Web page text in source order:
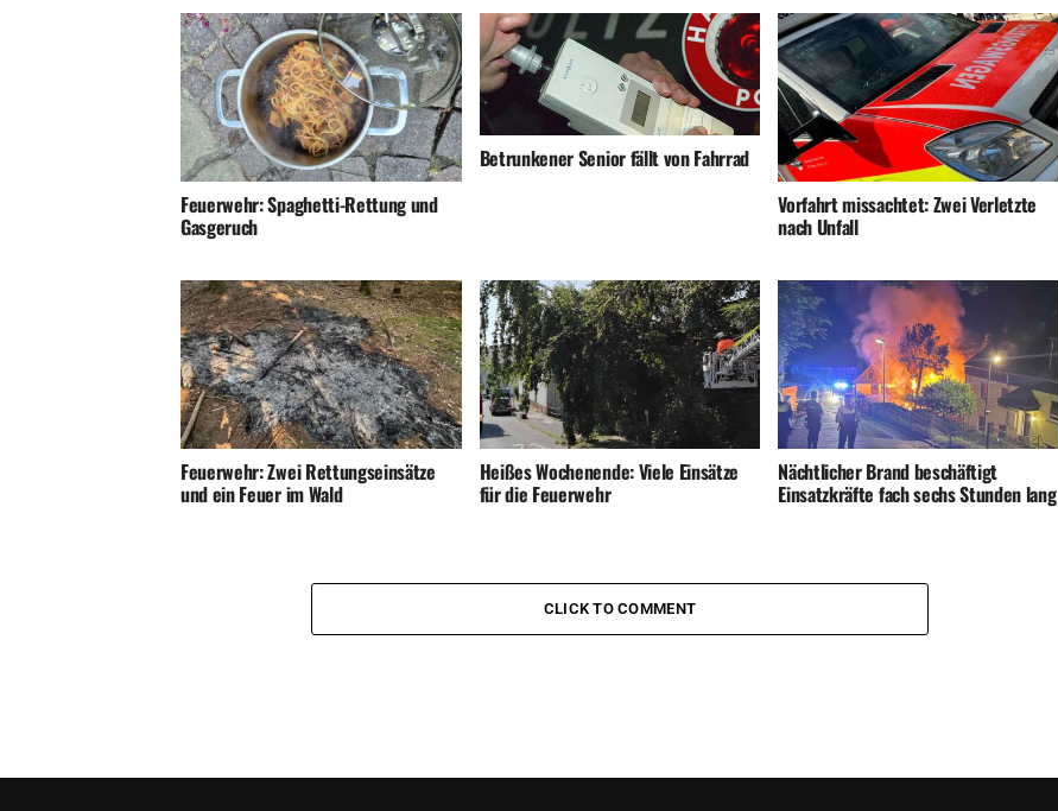
Feuerwehr: Spaghetti-Rettung und
Gasgeruch
Betrunkener Senior fällt von Fahrrad
Vorfahrt missachtet: Zwei Verletzte
nach Unfall
Feuerwehr: Zwei Rettungseinsätze
und ein Feuer im Wald
Heißes Wochenende: Viele Einsätze
für die Feuerwehr
Nächtlicher Brand beschäftigt
Einsatzkräfte fach sechs Stunden lang
CLICK TO COMMENT